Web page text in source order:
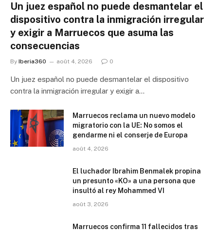
Un juez español no puede desmantelar el
dispositivo contra la inmigración irregular
y exigir a Marruecos que asuma las
consecuencias
By Iberia360 août 4, 2026 0
Un juez español no puede desmantelar el dispositivo
contra la inmigración irregular y exigir a…
Marruecos reclama un nuevo modelo
migratorio con la UE: No somos el
gendarme ni el conserje de Europa
août 4, 2026
El luchador Ibrahim Benmalek propina
un presunto «KO» a una persona que
insultó al rey Mohammed VI
août 3, 2026
Marruecos confirma 11 fallecidos tras